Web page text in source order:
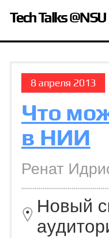
Tech Talks @NSU
8 апреля 2013
Что
в НИИ
Ренат
Новый